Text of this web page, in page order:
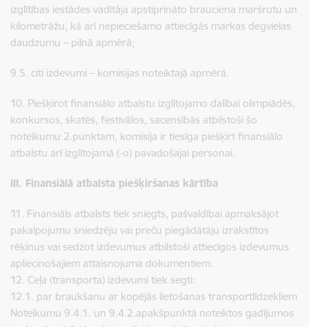
izglītības iestādes vadītāja apstiprināto brauciena maršrutu un
kilometrāžu, kā arī nepieciešamo attiecīgās markas degvielas
daudzumu – pilnā apmērā;
9.5. citi izdevumi – komisijas noteiktajā apmērā.
10. Piešķirot finansiālo atbalstu izglītojamo dalībai olimpiādēs,
konkursos, skatēs, festivālos, sacensībās atbilstoši šo
noteikumu 2.punktam, komisija ir tiesīga piešķirt finansiālo
atbalstu arī izglītojamā (-o) pavadošajai personai.
III. Finansiālā atbalsta piešķiršanas kārtība
11. Finansiāls atbalsts tiek sniegts, pašvaldībai apmaksājot
pakalpojumu sniedzēju vai preču piegādātāju izrakstītos
rēķinus vai sedzot izdevumus atbilstoši attiecīgos izdevumus
apliecinošajiem attaisnojuma dokumentiem.
12. Ceļa (transporta) izdevumi tiek segti:
12.1. par braukšanu ar kopējās lietošanas transportlīdzekļiem
Noteikumu 9.4.1. un 9.4.2.apakšpunktā noteiktos gadījumos